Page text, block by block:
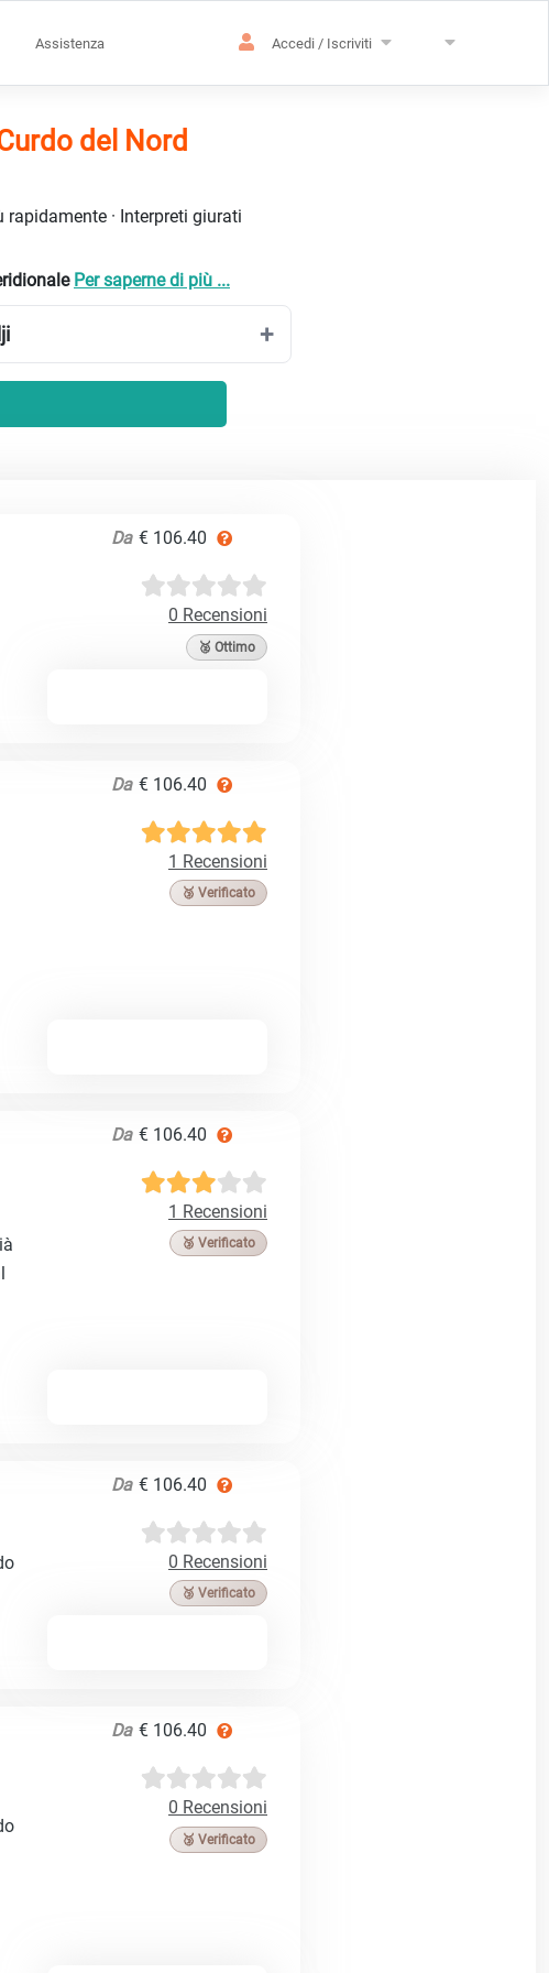
Assistenza Accedi / Iscriviti
del Nord
· Interpreti giurati
Per saperne di più ...
Da € 106.40
0 Recensioni
🥈 Ottimo
Da € 106.40
1 Recensioni
🥉 Verificato
Da € 106.40
1 Recensioni
🥉 Verificato
Da € 106.40
0 Recensioni
🥉 Verificato
Da € 106.40
0 Recensioni
🥉 Verificato